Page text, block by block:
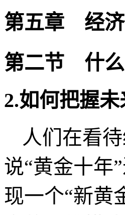
如何把握
态的味
戴欣明城
《发现味
思维篇 超常
第五章 经